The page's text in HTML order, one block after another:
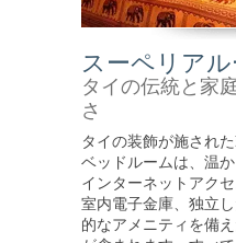
スーペリア
タイの伝統と家
さ
タイの装飾が施され
ベッドルームは、温
インターネットアク
室内電子金庫、独立
的なアメニティを備